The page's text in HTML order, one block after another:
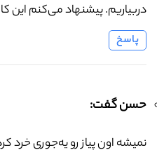
دربیاریم. پیشنهاد می‌کنم این
پاسخ
حسن گفت:
نمیشه اون پیاز رو یه‌جوری خرد